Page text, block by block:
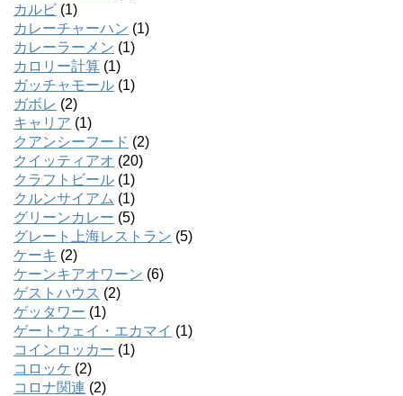
カルビ (1)
カレーチャーハン (1)
カレーラーメン (1)
カロリー計算 (1)
ガッチャモール (1)
ガボレ (2)
キャリア (1)
クアンシーフード (2)
クイッティアオ (20)
クラフトビール (1)
クルンサイアム (1)
グリーンカレー (5)
グレート上海レストラン (5)
ケーキ (2)
ケーンキアオワーン (6)
ゲストハウス (2)
ゲッタワー (1)
ゲートウェイ・エカマイ (1)
コインロッカー (1)
コロッケ (2)
コロナ関連 (2)